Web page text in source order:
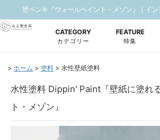
壁ペンキ『ウォールペイント・メゾン』｜イ
CATEGORY
カテゴリー
FEATURE
特集
ホーム 塗料 水性壁紙塗料
水性塗料 Dippin' Paint『壁紙に塗れ
ト・メゾン』